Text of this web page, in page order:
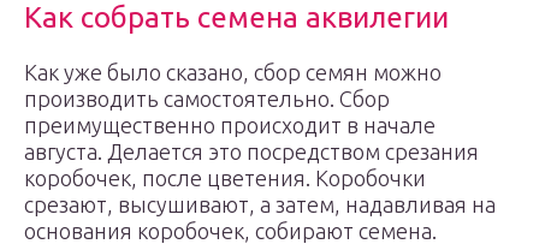
Как собрать семена аквилегии
Как уже было сказано, сбор семян можно
производить самостоятельно. Сбор
преимущественно происходит в начале
августа. Делается это посредством срезания
коробочек, после цветения. Коробочки
срезают, высушивают, а затем, надавливая на
основания коробочек, собирают семена.